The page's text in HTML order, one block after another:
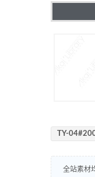
TY-
全站素材